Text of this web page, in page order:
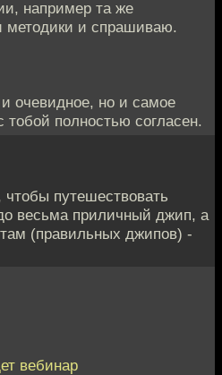
например та же
методики и спрашиваю.
очевидное, но и самое
тобой полностью согласен.
путешествовать
весьма приличный джип, а
(правильных джипов) -
вебинар